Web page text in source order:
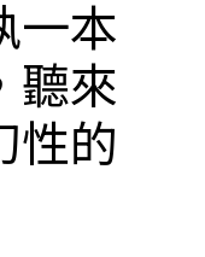
一本
聽來
性的